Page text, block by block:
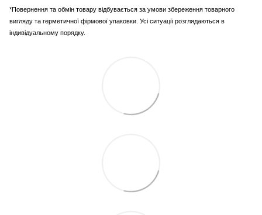
*Повернення та обмін товару відбувається за умови збереження товарного
вигляду та герметичної фірмової упаковки. Усі ситуації розглядаються в
індивідуальному порядку.